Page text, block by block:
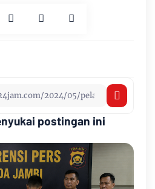
postingan ini